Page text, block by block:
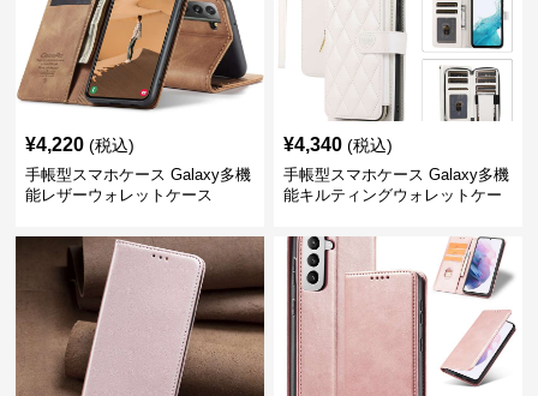
¥4,220 (税込)
手帳型スマホケース Galaxy多機
能レザーウォレットケース
¥4,340 (税込)
手帳型スマホケース Galaxy多機
能キルティングウォレットケー